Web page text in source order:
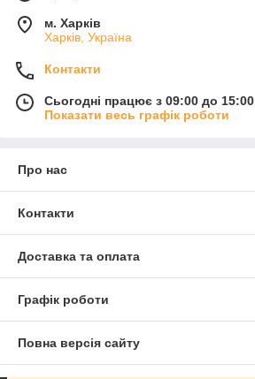
м. Харків
Харків, Україна
Контакти
Сьогодні працює з 09:00 до 15:00
Показати весь графік роботи
Про нас
Контакти
Доставка та оплата
Графік роботи
Повна версія сайту